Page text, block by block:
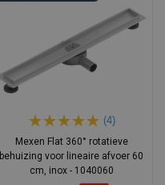
(4)
Mexen Flat 360° rotatieve
behuizing voor lineaire afvoer 60
cm, inox - 1040060